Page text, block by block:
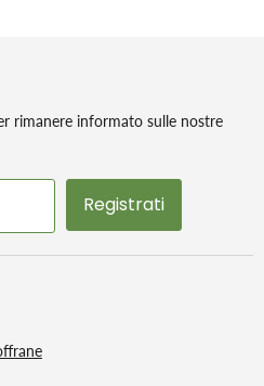
rimanere informato sulle nostre
Registrati